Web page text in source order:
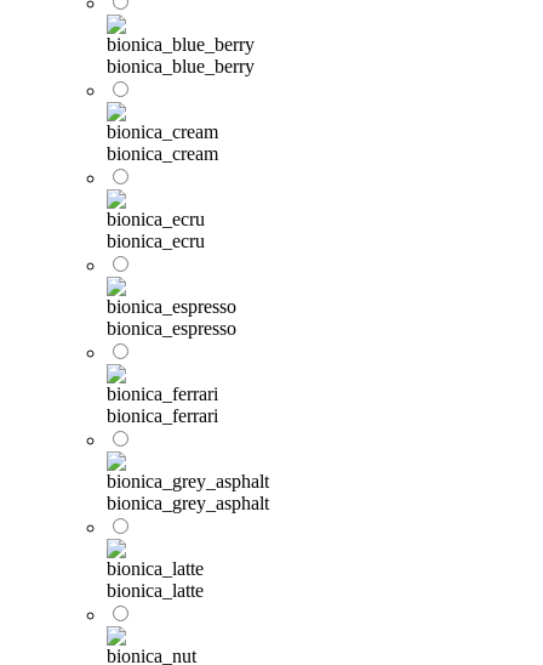
bionica_blue_berry
bionica_cream
bionica_ecru
bionica_espresso
bionica_ferrari
bionica_grey_asphalt
bionica_latte